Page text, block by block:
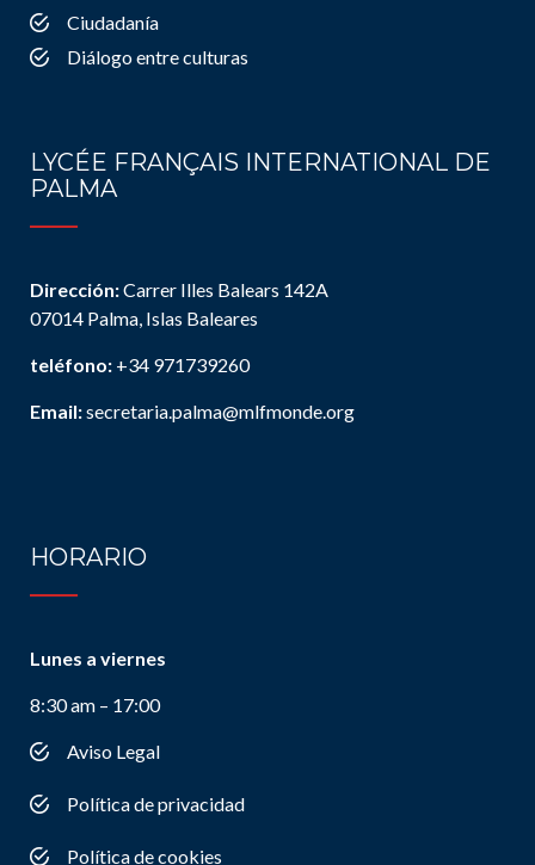
Ciudadanía
Diálogo entre culturas
LYCÉE FRANÇAIS INTERNATIONAL DE
PALMA
Dirección:Carrer Illes Balears 142A
07014 Palma, Islas Baleares
teléfono: +34 971739260
Email:secretaria.palma@mlfmonde.org
HORARIO
Lunes a viernes
8:30 am – 17:00
Aviso Legal
Política de privacidad
Política de cookies